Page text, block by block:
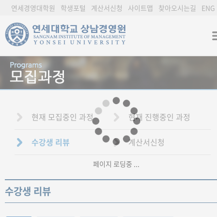
연세경영대학원 학생포털 계산서신청 사이트맵 찾아오시는길 ENG
현재 모집중인 과정 현재 진행중인 과정
수강생 리뷰 계산서신청
수강생 리뷰
페이지 로딩중 ...